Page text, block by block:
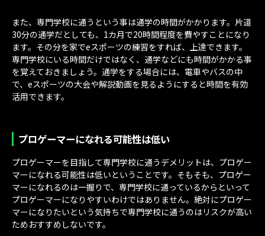
また、専門学校に通うという事は通学の時間がかかります。片道
30分の通学だとしても、1カ月で20時間程度を費やすことになり
ます。その分を家でeスポーツの練習をすれば、上達できます。
専門学校にいる時間だけではなく、通学などにも時間がかかる事
を覚えておきましょう。通学をする場合には、電車やバスの中
で、eスポーツの大会や解説動画を見るようにすると時間を有効
活用できます。
プロゲーマーになれる可能性は低い
プロゲーマーを目指して専門学校に通うデメリットは、プロゲー
マーになれる可能性は低いということです。そもそも、プロゲー
マーになれるのは一握りで、専門学校に通っているからといって
プロゲーマーになりやすいわけではありません。絶対にプロゲー
マーになりたいという気持ちで専門学校に通うのはリスクが高い
ためおすすめしないです。